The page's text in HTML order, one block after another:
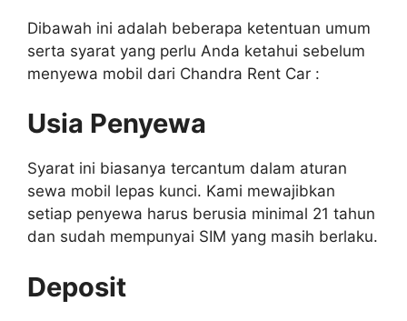
Dibawah ini adalah beberapa ketentuan umum
serta syarat yang perlu Anda ketahui sebelum
menyewa mobil dari Chandra Rent Car :
Usia Penyewa
Syarat ini biasanya tercantum dalam aturan
sewa mobil lepas kunci. Kami mewajibkan
setiap penyewa harus berusia minimal 21 tahun
dan sudah mempunyai SIM yang masih berlaku.
Deposit